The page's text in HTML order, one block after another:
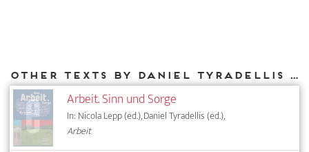
Other texts by Daniel Tyradellis for DIAPHANES
Arbeit. Sinn und Sorge
In: Nicola Lepp (ed.), Daniel Tyradellis (ed.),
Arbeit